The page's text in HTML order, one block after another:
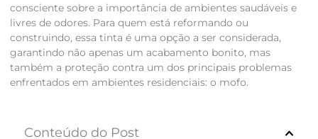
consciente sobre a importância de ambientes saudáveis e
livres de odores. Para quem está reformando ou
construindo, essa tinta é uma opção a ser considerada,
garantindo não apenas um acabamento bonito, mas
também a proteção contra um dos principais problemas
enfrentados em ambientes residenciais: o mofo.
Conteúdo do Post